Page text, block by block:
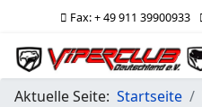
Fax: + 49 911 39900933
Aktuelle Seite: Startseite